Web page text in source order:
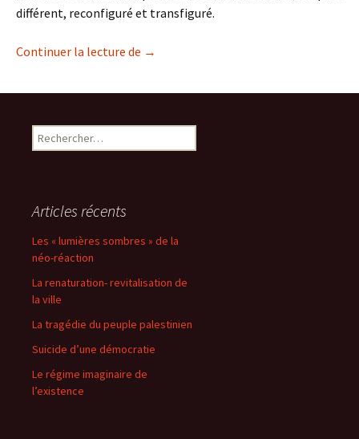
différent, reconfiguré et transfiguré.
Continuer la lecture de Paysages dépaysés : Michel Barjol –
→
Rechercher :
Articles récents
Les « lumières sombres » de la
néo-réaction
La renaturation- revitalisation de
la ville
La tragédie du peuple palestinien
Suicide d’une démocratie
Le régime imaginaire de
l’existence